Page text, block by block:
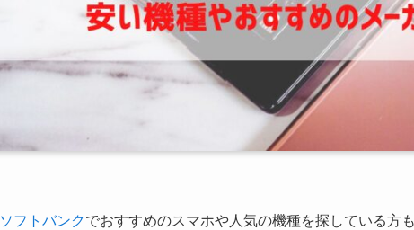
ソフトバンクでおすすめのスマホや人気の機種を探している方